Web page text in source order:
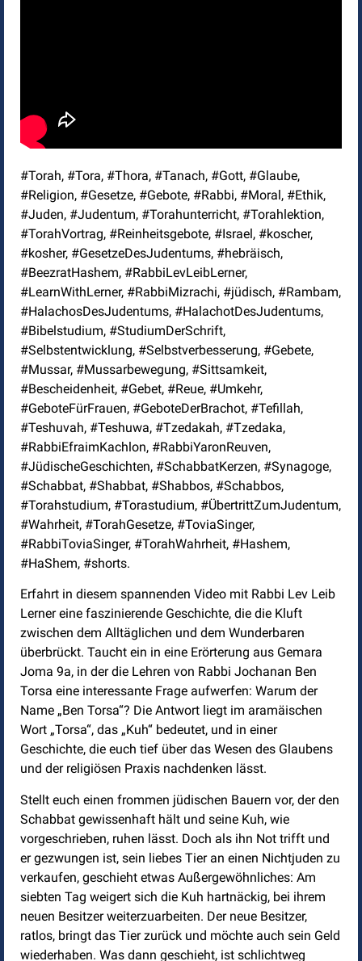
#Torah, #Tora, #Thora, #Tanach, #Gott, #Glaube,
#Religion, #Gesetze, #Gebote, #Rabbi, #Moral, #Ethik,
#Juden, #Judentum, #Torahunterricht, #Torahlektion,
#TorahVortrag, #Reinheitsgebote, #Israel, #koscher,
#kosher, #GesetzeDesJudentums, #hebräisch,
#BeezratHashem, #RabbiLevLeibLerner,
#LearnWithLerner, #RabbiMizrachi, #jüdisch, #Rambam,
#HalachosDesJudentums, #HalachotDesJudentums,
#Bibelstudium, #StudiumDerSchrift,
#Selbstentwicklung, #Selbstverbesserung, #Gebete,
#Mussar, #Mussarbewegung, #Sittsamkeit,
#Bescheidenheit, #Gebet, #Reue, #Umkehr,
#GeboteFürFrauen, #GeboteDerBrachot, #Tefillah,
#Teshuvah, #Teshuwa, #Tzedakah, #Tzedaka,
#RabbiEfraimKachlon, #RabbiYaronReuven,
#JüdischeGeschichten, #SchabbatKerzen, #Synagoge,
#Schabbat, #Shabbat, #Shabbos, #Schabbos,
#Torahstudium, #Torastudium, #ÜbertrittZumJudentum,
#Wahrheit, #TorahGesetze, #ToviaSinger,
#RabbiToviaSinger, #TorahWahrheit, #Hashem,
#HaShem, #shorts.
Erfahrt in diesem spannenden Video mit Rabbi Lev Leib
Lerner eine faszinierende Geschichte, die die Kluft
zwischen dem Alltäglichen und dem Wunderbaren
überbrückt. Taucht ein in eine Erörterung aus Gemara
Joma 9a, in der die Lehren von Rabbi Jochanan Ben
Torsa eine interessante Frage aufwerfen: Warum der
Name „Ben Torsa“? Die Antwort liegt im aramäischen
Wort „Torsa“, das „Kuh“ bedeutet, und in einer
Geschichte, die euch tief über das Wesen des Glaubens
und der religiösen Praxis nachdenken lässt.
Stellt euch einen frommen jüdischen Bauern vor, der den
Schabbat gewissenhaft hält und seine Kuh, wie
vorgeschrieben, ruhen lässt. Doch als ihn Not trifft und
er gezwungen ist, sein liebes Tier an einen Nichtjuden zu
verkaufen, geschieht etwas Außergewöhnliches: Am
siebten Tag weigert sich die Kuh hartnäckig, bei ihrem
neuen Besitzer weiterzuarbeiten. Der neue Besitzer,
ratlos, bringt das Tier zurück und möchte auch sein Geld
wiederhaben. Was dann geschieht, ist schlichtweg